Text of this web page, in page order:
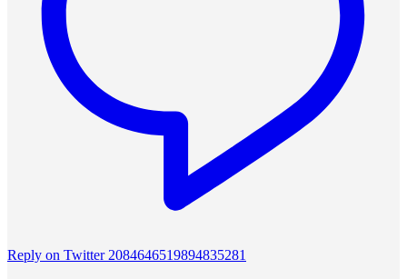
Reply on Twitter 2084646519894835281